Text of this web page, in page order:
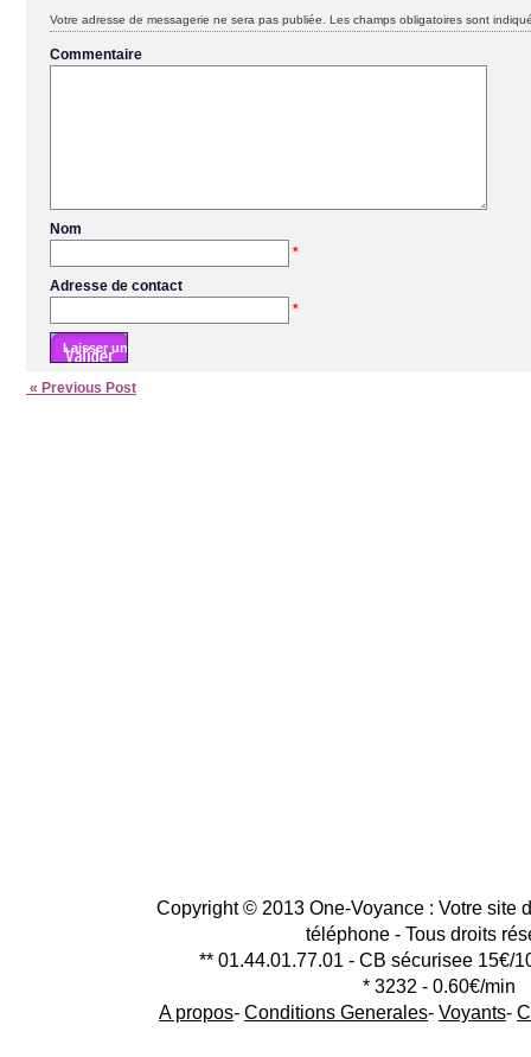
Votre adresse de messagerie ne sera pas publiée. Les champs obligatoires sont
Commentaire
Nom
*
Adresse de contact
*
« Previous Post
Copyright © 2013 One-Voyance : Votre site
téléphone - Tous droits
** 01.44.01.77.01 - CB sécurisee 15€/
* 3232 - 0.60€/min
A propos- Conditions Generales- Voyants-